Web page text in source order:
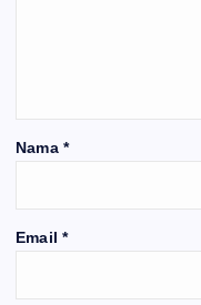
Nama *
Email *